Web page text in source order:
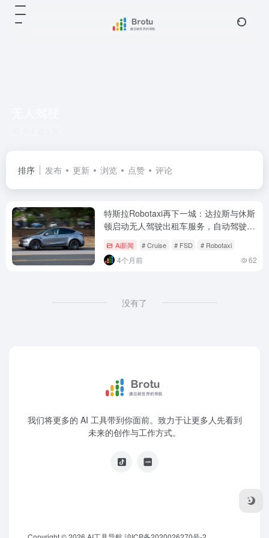
排序 发布 更新 浏览 点赞 评论
特斯拉Robotaxi再下一城：达拉斯与休斯
顿启动无人驾驶出租车服务，自动驾驶商
Ai新闻 # Cruise # FSD # Robotaxi
4个月前 62
没有了
我们将更多的 AI 工具带到你面前。致力于让更多人先看到
未来的创作与工作方式。